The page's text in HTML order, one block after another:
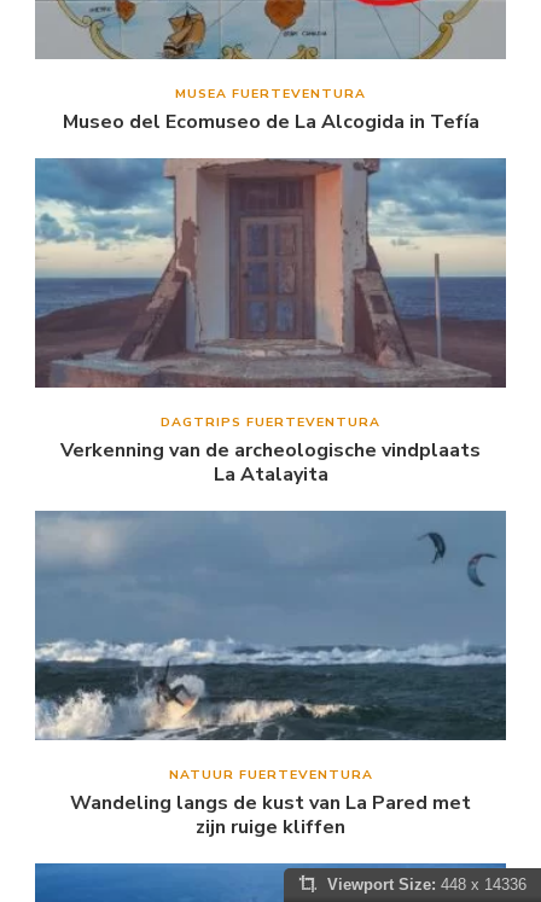
MUSEA FUERTEVENTURA
Museo del Ecomuseo de La Alcogida in Tefía
DAGTRIPS FUERTEVENTURA
Verkenning van de archeologische vindplaats
La Atalayita
NATUUR FUERTEVENTURA
Wandeling langs de kust van La Pared met
zijn ruige kliffen
Viewport Size: 448 x 14336